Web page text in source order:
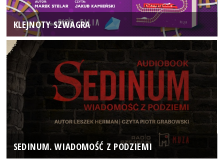
KLEJNOTY SZWAGRA
SEDINUM. WIADOMOŚĆ Z PODZIEMI